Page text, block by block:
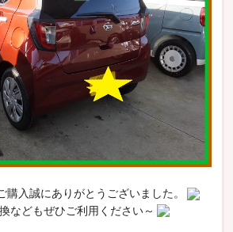
購入誠にありがとうございました。
などもぜひご利用ください～